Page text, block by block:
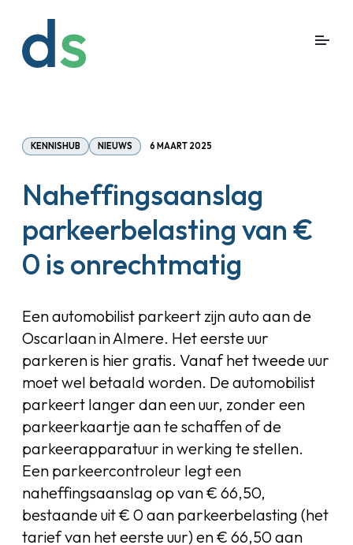
KENNISHUB NIEUWS 6 MAART 2025
Naheffingsaanslag
parkeerbelasting van €
0 is onrechtmatig
Een automobilist parkeert zijn auto aan de
Oscarlaan in Almere. Het eerste uur
parkeren is hier gratis. Vanaf het tweede uur
moet wel betaald worden. De automobilist
parkeert langer dan een uur, zonder een
parkeerkaartje aan te schaffen of de
parkeerapparatuur in werking te stellen.
Een parkeercontroleur legt een
naheffingsaanslag op van € 66,50,
bestaande uit € 0 aan parkeerbelasting (het
tarief van het eerste uur) en € 66,50 aan